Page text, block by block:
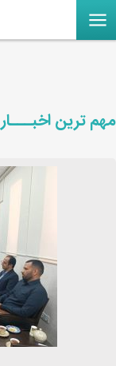
مهم ترین اخبـــار